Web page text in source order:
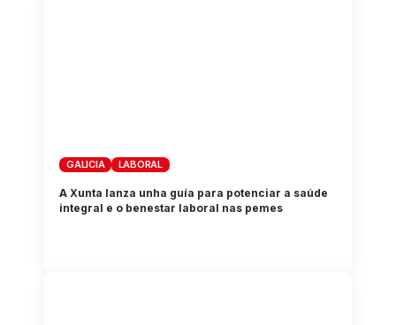
GALICIA LABORAL
A Xunta lanza unha guía para potenciar a saúde
integral e o benestar laboral nas pemes